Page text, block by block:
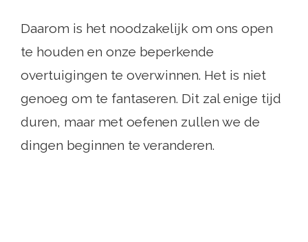
Daarom is het noodzakelijk om ons open
te houden en onze beperkende
overtuigingen te overwinnen. Het is niet
genoeg om te fantaseren. Dit zal enige tijd
duren, maar met oefenen zullen we de
dingen beginnen te veranderen.